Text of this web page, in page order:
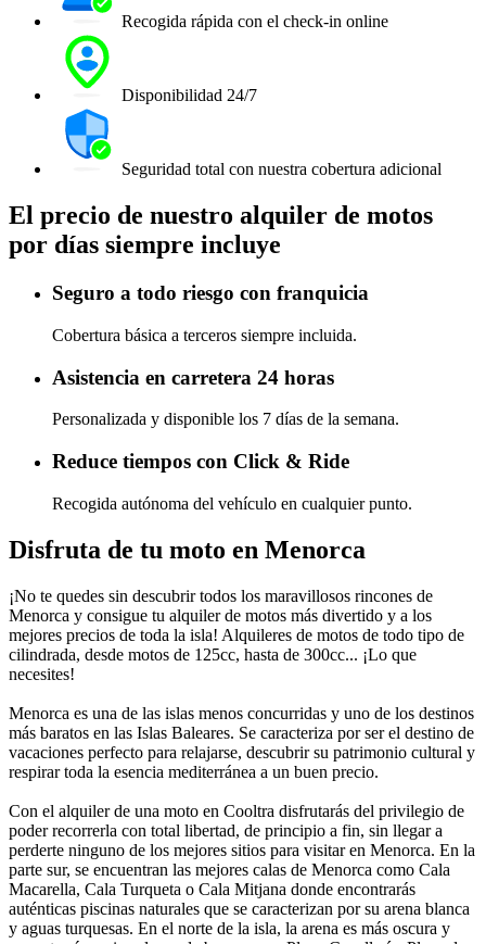
Recogida rápida con el check-in online
Disponibilidad 24/7
Seguridad total con nuestra cobertura adicional
El precio de nuestro alquiler de motos
por días siempre incluye
Seguro a todo riesgo con franquicia
Cobertura básica a terceros siempre incluida.
Asistencia en carretera 24 horas
Personalizada y disponible los 7 días de la semana.
Reduce tiempos con Click & Ride
Recogida autónoma del vehículo en cualquier punto.
Disfruta de tu moto en Menorca
¡No te quedes sin descubrir todos los maravillosos rincones de
Menorca y consigue tu alquiler de motos más divertido y a los
mejores precios de toda la isla! Alquileres de motos de todo tipo de
cilindrada, desde motos de 125cc, hasta de 300cc... ¡Lo que
necesites!
Menorca es una de las islas menos concurridas y uno de los destinos
más baratos en las Islas Baleares. Se caracteriza por ser el destino de
vacaciones perfecto para relajarse, descubrir su patrimonio cultural y
respirar toda la esencia mediterránea a un buen precio.
Con el alquiler de una moto en Cooltra disfrutarás del privilegio de
poder recorrerla con total libertad, de principio a fin, sin llegar a
perderte ninguno de los mejores sitios para visitar en Menorca. En la
parte sur, se encuentran las mejores calas de Menorca como Cala
Macarella, Cala Turqueta o Cala Mitjana donde encontrarás
auténticas piscinas naturales que se caracterizan por su arena blanca
y aguas turquesas. En el norte de la isla, la arena es más oscura y